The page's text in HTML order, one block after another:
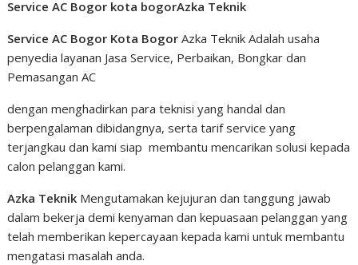
Service AC Bogor kota bogorAzka Teknik
Service AC Bogor Kota BogorAzka Teknik Adalah usaha
penyedia layanan Jasa Service, Perbaikan, Bongkar dan
Pemasangan AC
dengan menghadirkan para teknisi yang handal dan
berpengalaman dibidangnya, serta tarif service yang
terjangkau dan kami siap membantu mencarikan solusi kepada
calon pelanggan kami.
Azka Teknik Mengutamakan kejujuran dan tanggung jawab
dalam bekerja demi kenyaman dan kepuasaan pelanggan yang
telah memberikan kepercayaan kepada kami untuk membantu
mengatasi masalah anda.